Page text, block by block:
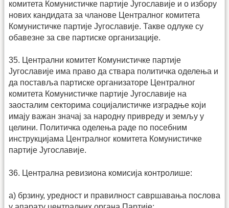
комитета Комунистичке партије Југославије и о избору
нових кандидата за чланове Централног комитета
Комунистичке партије Југославије. Такве одлуке су
обавезне за све партиске организације.
35. Централни комитет Комунистичке партије
Југославије има право да ствара политичка оделења и
да поставља партиске организаторе Централног
комитета Комунистичке партије Југославије на
заосталим секторима социјалистичке изградње који
имају важан значај за народну привреду и земљу у
целини. Политичка оделења раде по посебним
инструкцијама Централног комитета Комунистичке
партије Југославије.
36. Централна ревизиона комисија контролише:
а) брзину, уредност и правилност савршавања послова